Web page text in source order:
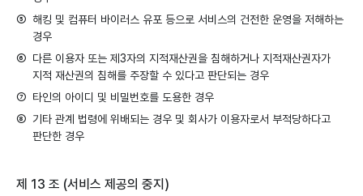
⑤ 해킹 및 컴퓨터 바이러스 유포 등으로 서비스의 건전한 운영을 저해하는
경우
⑥ 다른 이용자 또는 제3자의 지적재산권을 침해하거나 지적재산권자가
지적 재산권의 침해를 주장할 수 있다고 판단되는 경우
⑦ 타인의 아이디 및 비밀번호를 도용한 경우
⑧ 기타 관계 법령에 위배되는 경우 및 회사가 이용자로서 부적당하다고
판단한 경우
제 13 조 (서비스 제공의 중지)